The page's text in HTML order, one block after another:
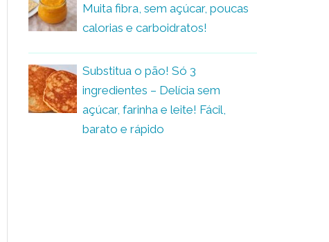
Muita fibra, sem açúcar, poucas
calorias e carboidratos!
Substitua o pão! Só 3
ingredientes – Delícia sem
açúcar, farinha e leite! Fácil,
barato e rápido